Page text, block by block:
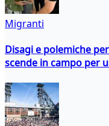
Migranti
Disagi e polemiche
scende in campo per